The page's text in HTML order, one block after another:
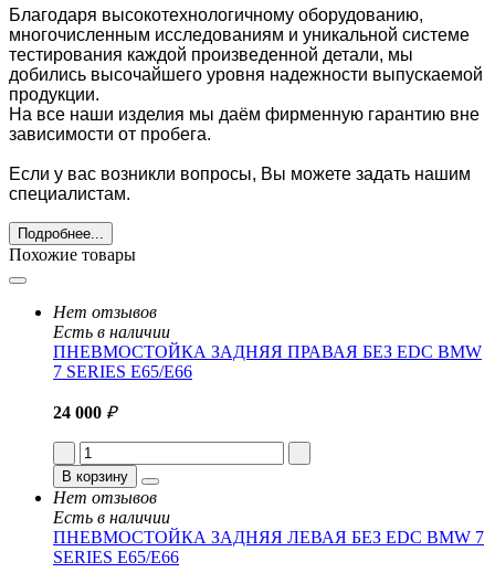
Благодаря высокотехнологичному оборудованию,
многочисленным исследованиям и уникальной системе
тестирования каждой произведенной детали, мы
добились высочайшего уровня надежности выпускаемой
продукции.
На все наши изделия мы даём фирменную гарантию вне
зависимости от пробега.
Если у вас возникли вопросы, Вы можете задать нашим
специалистам.
Подробнее...
Похожие товары
Нет отзывов
Есть в наличии
ПНЕВМОСТОЙКА ЗАДНЯЯ ПРАВАЯ БЕЗ EDC BMW
7 SERIES E65/E66
24 000 ₽
В корзину
Нет отзывов
Есть в наличии
ПНЕВМОСТОЙКА ЗАДНЯЯ ЛЕВАЯ БЕЗ EDC BMW 7
SERIES E65/E66